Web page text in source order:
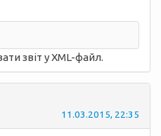
звіт у XML-файл.
11.03.2015, 22:35